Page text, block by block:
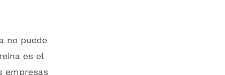
no puede
es el
empresas